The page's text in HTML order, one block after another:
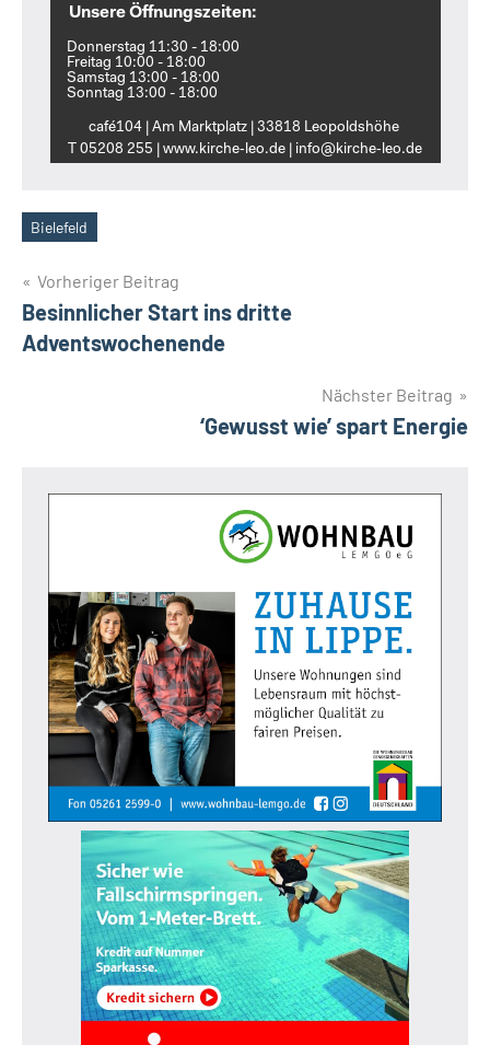
Unsere Öffnungszeiten:
Donnerstag 11:30 - 18:00
Freitag 10:00 - 18:00
Samstag 13:00 - 18:00
Sonntag 13:00 - 18:00
café104 | Am Marktplatz | 33818 Leopoldshöhe
T 05208 255 | www.kirche‑leo.de | info@kirche‑leo.de
Schlagwörter
Bielefeld
Beitragsnavigation
Vorheriger Beitrag
Besinnlicher Start ins dritte
Adventswochenende
Nächster Beitrag
‘Gewusst wie’ spart Energie